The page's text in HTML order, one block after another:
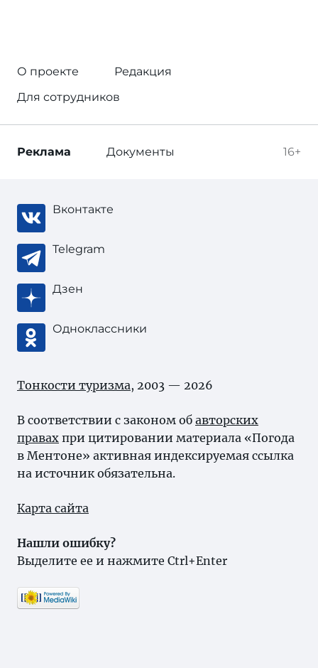
О проекте
Редакция
Для сотрудников
16+
Реклама Документы
Вконтакте
Telegram
Дзен
Одноклассники
Тонкости туризма, 2003 — 2026
В соответствии с законом об авторских
правах при цитировании материала «Погода
в Ментоне» активная индексируемая ссылка
на источник обязательна.
Карта сайта
Нашли ошибку?
Выделите ее и нажмите Ctrl+Enter